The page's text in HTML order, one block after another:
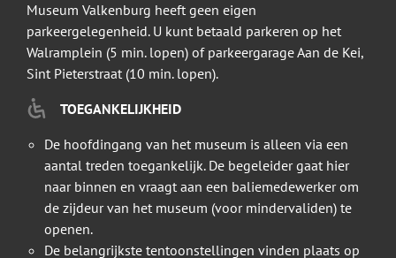
Museum Valkenburg heeft geen eigen
parkeergelegenheid. U kunt betaald parkeren op het
Walramplein (5 min. lopen) of parkeergarage Aan de Kei,
Sint Pieterstraat (10 min. lopen).
TOEGANKELIJKHEID
De hoofdingang van het museum is alleen via een
aantal treden toegankelijk. De begeleider gaat hier
naar binnen en vraagt aan een baliemedewerker om
de zijdeur van het museum (voor mindervaliden) te
openen.
De belangrijkste tentoonstellingen vinden plaats op